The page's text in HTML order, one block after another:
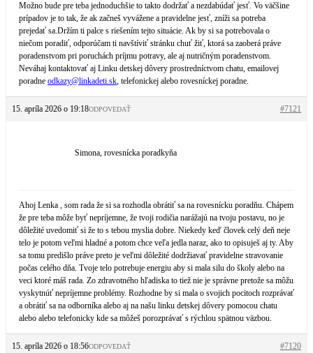
Možno bude pre teba jednoduchšie to takto dodržať a nezdabúdať jesť. Vo väčšine
prípadov je to tak, že ak začneš vyvážene a pravidelne jesť, zníži sa potreba
prejedať sa.Držím ti palce s riešením tejto situácie. Ak by si sa potrebovala o
niečom poradiť, odporúčam ti navštíviť stránku chuť žiť, ktorá sa zaoberá práve
poradenstvom pri poruchách príjmu potravy, ale aj nutričným poradenstvom.
Neváhaj kontaktovať aj Linku detskej dôvery prostredníctvom chatu, emailovej
poradne odkazy@linkadeti.sk, telefonickej alebo rovesníckej poradne.
15. apríla 2026 o 19:18 #7121
ODPOVEDAŤ
Simona, rovesnícka poradkyňa
Ahoj Lenka , som rada že si sa rozhodla obrátiť sa na rovesnícku poradňu. Chápem
že pre teba môže byť nepríjemne, že tvoji rodičia narážajú na tvoju postavu, no je
dôležité uvedomiť si že to s tebou myslia dobre. Niekedy keď človek celý deň neje
telo je potom veľmi hladné a potom chce veľa jedla naraz, ako to opisuješ aj ty. Aby
sa tomu predišlo práve preto je veľmi dôležité dodržiavať pravidelne stravovanie
počas celého dňa. Tvoje telo potrebuje energiu aby si mala silu do školy alebo na
veci ktoré máš rada. Zo zdravotného hľadiska to tiež nie je správne pretože sa môžu
vyskytnúť nepríjemne problémy. Rozhodne by si mala o svojich pocitoch rozprávať
a obrátiť sa na odborníka alebo aj na našu linku detskej dôvery pomocou chatu
alebo alebo telefonicky kde sa môžeš porozprávať s rýchlou spätnou väzbou.
15. apríla 2026 o 18:56 #7120
ODPOVEDAŤ